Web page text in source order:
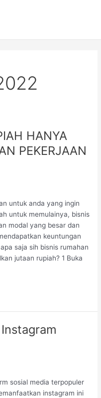
HANYA
PEKERJAAN
untuk anda yang ingin
untuk memulainya, bisnis
modal yang besar dan
keuntungan
saja sih bisnis rumahan
jutaan rupiah? 1 Buka
sosial media terpopuler
instagram ini